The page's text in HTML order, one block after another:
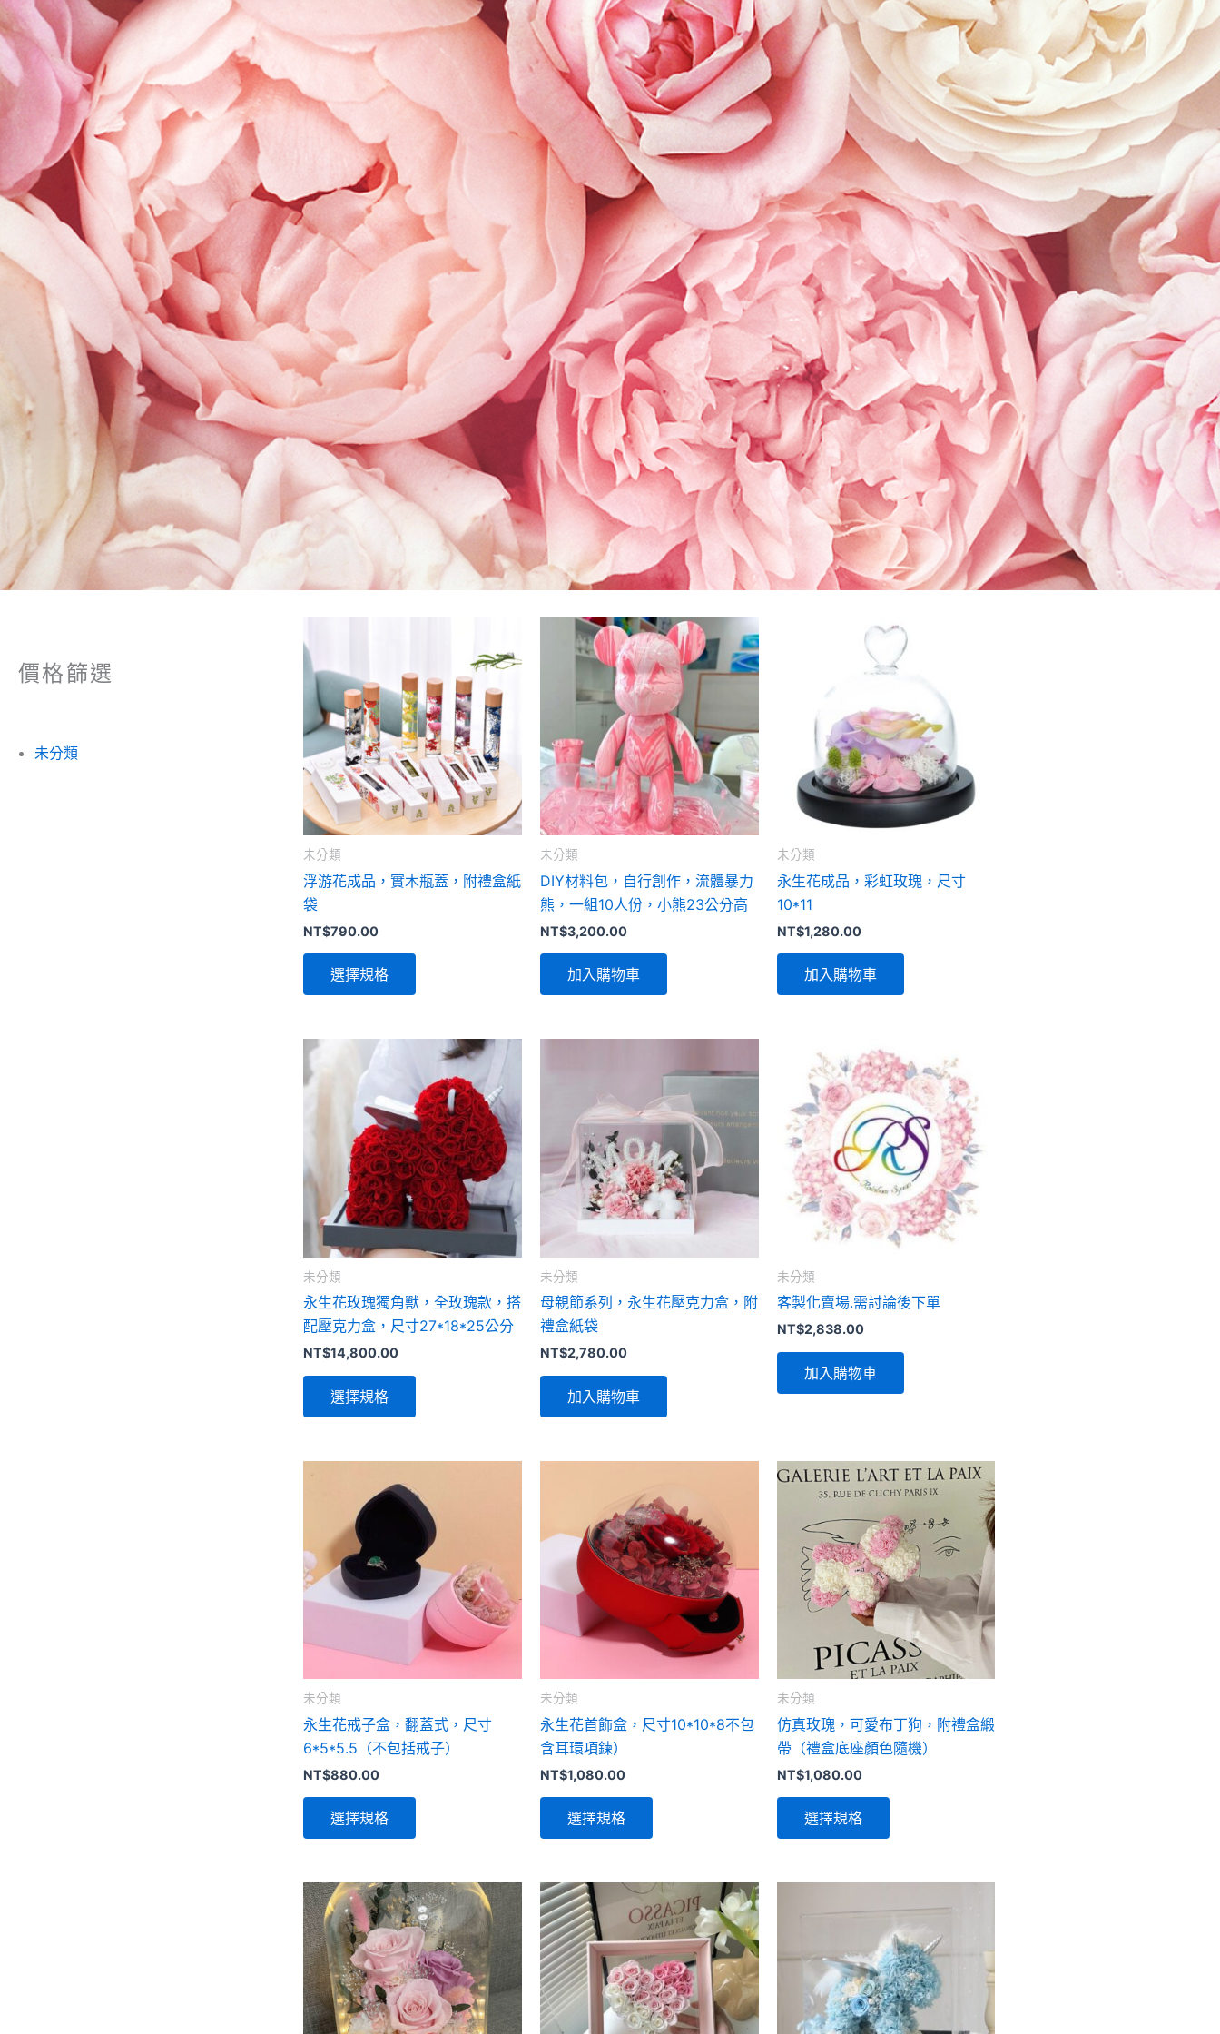
價格篩選
未分類
未分類
浮游花成品，實木瓶蓋，附禮盒紙
袋
NT$790.00
選擇規格
品
有
多
種
款
式。
可
在
品
選
未分類
DIY材料包，自行創作，流體暴力
熊，一組10人份，小熊23公分高
NT$3,200.00
加入購物車
未分類
永生花成品，彩虹玫瑰，尺寸
10*11
NT$1,280.00
加入購物車
未分類
永生花玫瑰獨角獸，全玫瑰款，搭
配壓克力盒，尺寸27*18*25公分
NT$14,800.00
選擇規格
品
有
多
種
款
式。
在
品
頁
選
未分類
母親節系列，永生花壓克力盒，附
禮盒紙袋
NT$2,780.00
加入購物車
未分類
客製化賣場.需討論後下單
NT$2,838.00
加入購物車
未分類
永生花戒子盒，翻蓋式，尺寸
6*5*5.5（不包括戒子）
NT$880.00
選擇規格
產
品
有
多
種
款
式。
可
在
品
頁
選
未分類
永生花首飾盒，尺寸10*10*8不包
含耳環項鍊）
NT$1,080.00
選擇規格
產
品
有
多
種
款
式。
可
在
品
選
未分類
仿真玫瑰，可愛布丁狗，附禮盒緞
帶（禮盒底座顏色隨機）
NT$1,080.00
選擇規格
此
產
品
有
多
種
款
式。
可
在
品
頁
選
此
產
品
有
多
種
產
品
有
多
種